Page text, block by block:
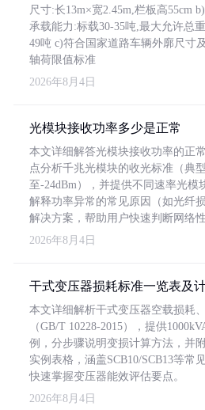
尺寸:长13m×宽2.45m,栏板高55cm b)
承载能力:标载30-35吨,最大允许总重
49吨 c)符合国家道路车辆外廓尺寸及
轴荷限值标准
2026年8月4日
光模块接收功率多少是正常
本文详细解答光模块接收功率的正
点分析千兆光模块的收光标准（典
至-24dBm），并提供不同速率光模
解释功率异常的常见原因（如光纤
解决方案，帮助用户快速判断网络性
2026年8月4日
干式变压器损耗标准一览表及
本文详细解析干式变压器空载损耗
（GB/T 10228-2015），提供
例，分步骤说明变损计算方法，并
实例表格，涵盖SCB10/SCB13等常
快速掌握变压器能效评估要点。
2026年8月4日